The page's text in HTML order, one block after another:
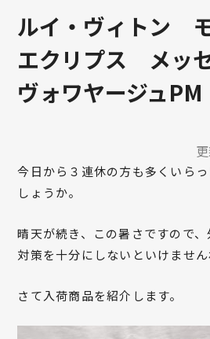
ルイ・ヴィトン
エクリプス メッ
ヴォワヤージュPM
今日から３連休の方も多くいら
しょうか。
晴天が続き、この暑さですので
対策を十分にしないといけません
さて入荷商品を紹介します。